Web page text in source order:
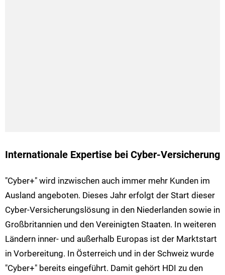
Internationale Expertise bei Cyber-Versicherung
"Cyber+" wird inzwischen auch immer mehr Kunden im
Ausland angeboten. Dieses Jahr erfolgt der Start dieser
Cyber-Versicherungslösung in den Niederlanden sowie in
Großbritannien und den Vereinigten Staaten. In weiteren
Ländern inner- und außerhalb Europas ist der Marktstart
in Vorbereitung. In Österreich und in der Schweiz wurde
"Cyber+" bereits eingeführt. Damit gehört HDI zu den